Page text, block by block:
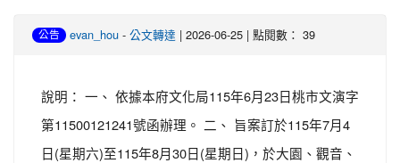
公告 evan_hou - 公文轉達 | 2026-06-25 | 點閱數： 39
說明： 一、 依據本府文化局115年6月23日桃市文演字
第11500121241號函辦理。 二、 旨案訂於115年7月4
日(星期六)至115年8月30日(星期日)，於大園、觀音、